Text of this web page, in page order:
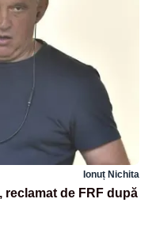
Ionuț Nichita
reclamat de FRF după